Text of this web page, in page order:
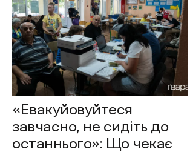
«Евакуйовуйтеся
завчасно, не сидіть до
останнього»: Що чекає